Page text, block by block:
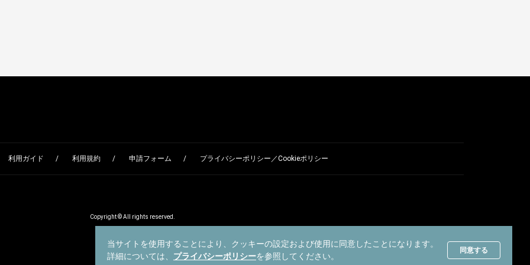
当サイトを使用することにより、クッキーの設定および使用に同意したことになります。
詳細については、 プライバシーポリシーを参照してください。
同意する
利用ガイド 利用規約 申請フォーム プライバシーポリシー／Cookieポリシー
Copyright © All rights reserved.